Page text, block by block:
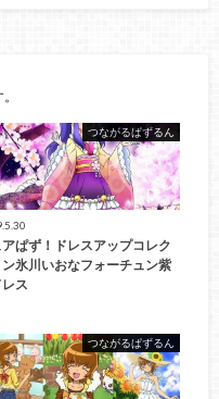
つながるぱずるん
アぱず！ドレスアップコレク
ン氷川いおなフォーチュン紫
ス
つながるぱずるん